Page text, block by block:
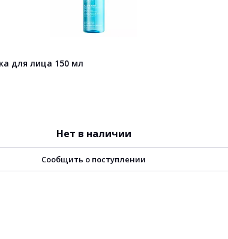
для лица 150 мл
Нет в наличии
Сообщить о поступлении